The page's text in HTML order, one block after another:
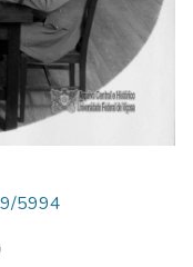
5994